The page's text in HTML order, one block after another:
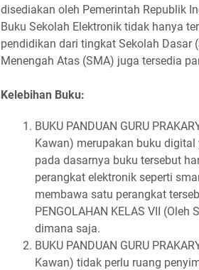
disediakan oleh Pemerintah Republik
Buku Sekolah Elektronik tidak hanya
pendidikan dari tingkat Sekolah Dasar
Menengah Atas (SMA) juga tersedia
Kelebihan Buku:
BUKU PANDUAN GURU
Kawan) merupakan buku
pada dasarnya buku tersebut
perangkat elektronik seperti
membawa satu perangkat
PENGOLAHAN KELAS VII
dimana saja.
BUKU PANDUAN GURU
Kawan) tidak perlu ruang